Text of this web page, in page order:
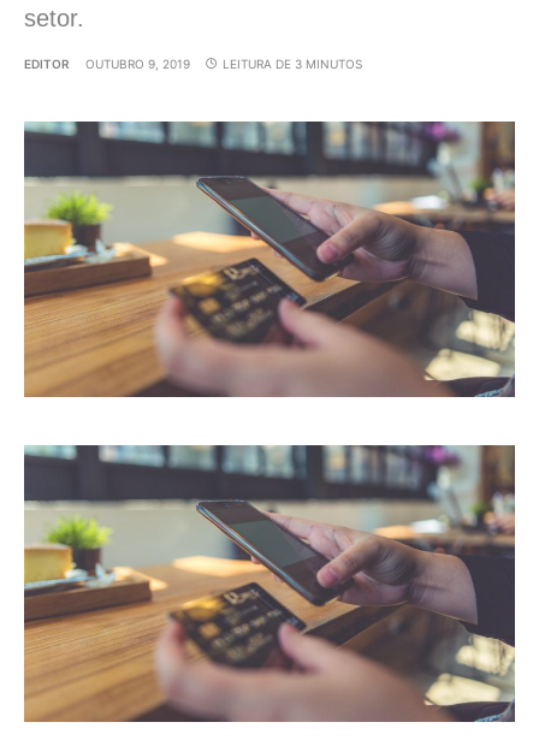
setor.
EDITOR OUTUBRO 9, 2019 LEITURA DE 3 MINUTOS